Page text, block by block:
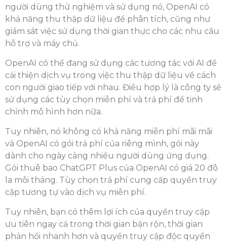
người dùng thử nghiệm và sử dụng nó, OpenAI có
khả năng thu thập dữ liệu để phân tích, cũng như
giám sát việc sử dụng thời gian thực cho các nhu cầu
hỗ trợ và máy chủ.
OpenAI có thể đang sử dụng các tương tác với AI để
cải thiện dịch vụ trong việc thu thập dữ liệu về cách
con người giao tiếp với nhau. Điều hợp lý là công ty sẽ
sử dụng các tùy chọn miễn phí và trả phí để tinh
chỉnh mô hình hơn nữa.
Tuy nhiên, nó không có khả năng miễn phí mãi mãi
và OpenAI có gói trả phí của riêng mình, gói này
dành cho ngày càng nhiều người dùng ứng dụng.
Gói thuê bao ChatGPT Plus của OpenAI có giá 20 đô
la mỗi tháng. Tùy chọn trả phí cung cấp quyền truy
cập tương tự vào dịch vụ miễn phí.
Tuy nhiên, bạn có thêm lợi ích của quyền truy cập
ưu tiên ngay cả trong thời gian bận rộn, thời gian
phản hồi nhanh hơn và quyền truy cập độc quyền